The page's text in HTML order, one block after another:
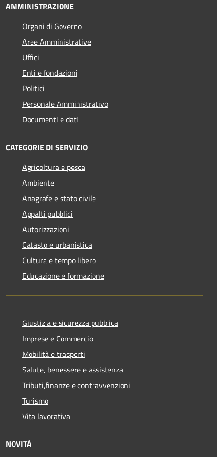
AMMINISTRAZIONE
Organi di Governo
Aree Amministrative
Uffici
Enti e fondazioni
Politici
Personale Amministrativo
Documenti e dati
CATEGORIE DI SERVIZIO
Agricoltura e pesca
Ambiente
Anagrafe e stato civile
Appalti pubblici
Autorizzazioni
Catasto e urbanistica
Cultura e tempo libero
Educazione e formazione
Giustizia e sicurezza pubblica
Imprese e Commercio
Mobilità e trasporti
Salute, benessere e assistenza
Tributi,finanze e contravvenzioni
Turismo
Vita lavorativa
NOVITÀ